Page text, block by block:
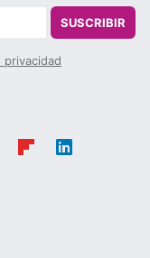
SUSCRIBIR
privacidad